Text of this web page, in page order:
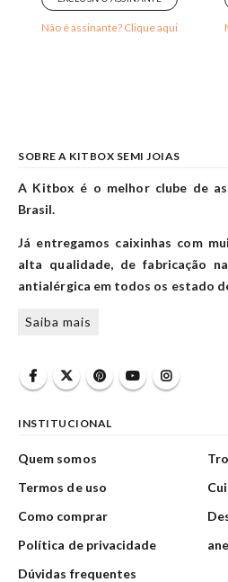
Não é assinante? Clique aqui
SOBRE A KITBOX SEMI JOIAS
A Kitbox é o melhor clube de
Brasil.
Já entregamos caixinhas com
alta qualidade, de fabricação
antialérgica em todos os estado
Saiba mais
INSTITUCIONAL
Quem somos
Termos de uso
Como comprar
Política de privacidade
Dúvidas frequentes